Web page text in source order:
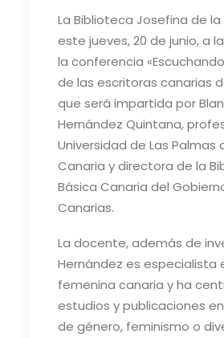
La Biblioteca Josefina de
este jueves, 20 de junio, a
la conferencia
de las escritoras canarias
que será impartida por
Hernández Quintana,
Universidad de Las Palmas
Canaria y directora de la
Básica Canaria del
Canarias.
La docente, además de
Hernández es especialista
femenina canaria y ha
estudios y publicaciones
de género, feminismo o